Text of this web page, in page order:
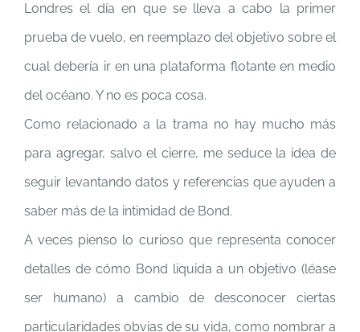
Londres el día en que se lleva a cabo la primer
prueba de vuelo, en reemplazo del objetivo sobre el
cual debería ir en una plataforma flotante en medio
del océano. Y no es poca cosa.
Como relacionado a la trama no hay mucho más
para agregar, salvo el cierre, me seduce la idea de
seguir levantando datos y referencias que ayuden a
saber más de la intimidad de Bond.
A veces pienso lo curioso que representa conocer
detalles de cómo Bond liquida a un objetivo (léase
ser humano) a cambio de desconocer ciertas
particularidades obvias de su vida, como nombrar a